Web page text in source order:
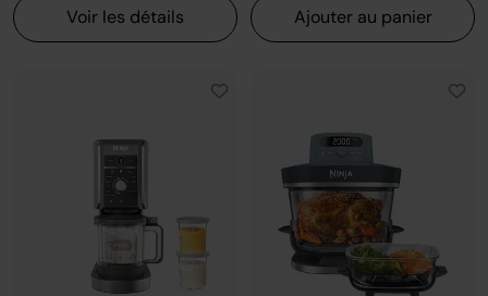
Voir les détails Ajouter au panier